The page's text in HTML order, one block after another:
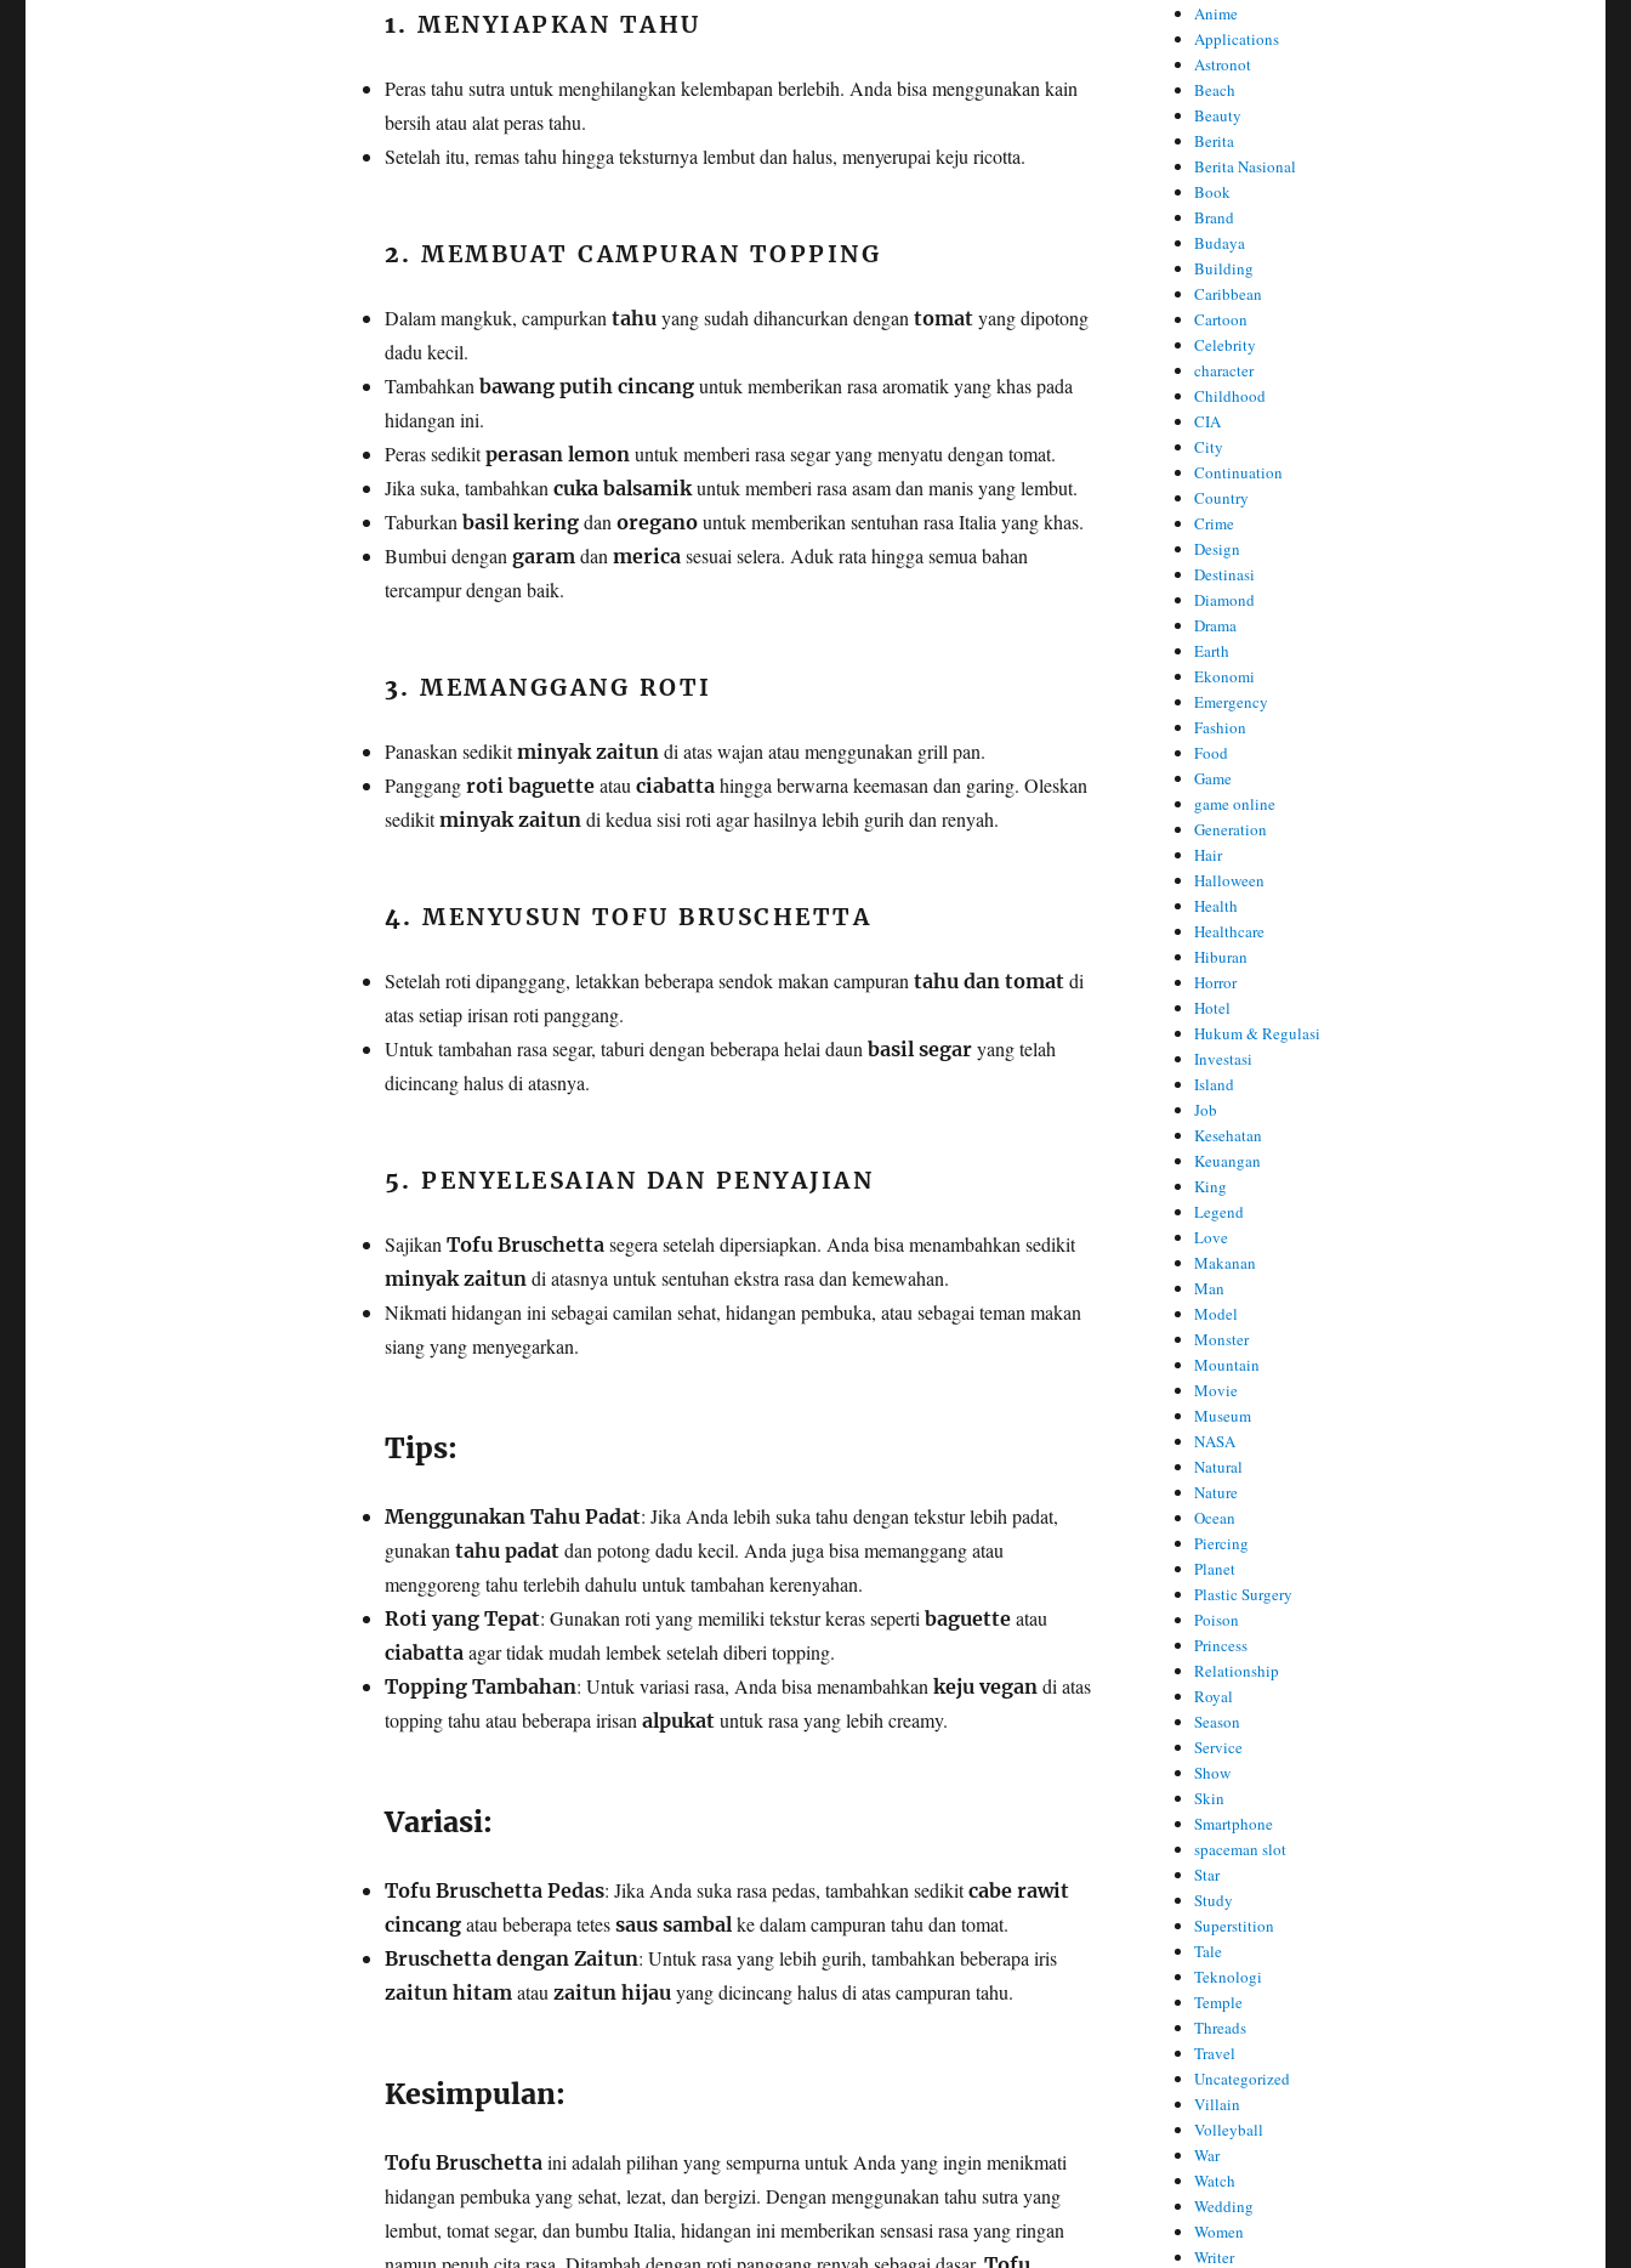
1.MENYIAPKAN TAHU
Peras tahu sutra untuk menghilangkan kelembapan berlebih. Anda bisa menggunakan kain
bersih atau alat peras tahu.
Setelah itu, remas tahu hingga teksturnya lembut dan halus, menyerupai keju ricotta.
2.MEMBUAT CAMPURAN TOPPING
Dalam mangkuk, campurkan tahu yang sudah dihancurkan dengan tomatyang dipotong
dadu kecil.
Tambahkan bawang putih cincanguntuk memberikan rasa aromatik yang khas pada
hidangan ini.
Peras sedikitperasan lemon untuk memberi rasa segar yang menyatu dengan tomat.
Jika suka, tambahkan cuka balsamikuntuk memberi rasa asam dan manis yang lembut.
Taburkan basil keringdan oreganountuk memberikan sentuhan rasa Italia yang khas.
Bumbui dengan garam dan merica sesuai selera. Aduk rata hingga semua bahan
tercampur dengan baik.
3.MEMANGGANG ROTI
Panaskan sedikitminyak zaitun di atas wajan atau menggunakan grill pan.
Panggang roti baguetteatau ciabatta hingga berwarna keemasan dan garing. Oleskan
sedikitminyak zaitun di kedua sisi roti agar hasilnya lebih gurih dan renyah.
4.MENYUSUN TOFU BRUSCHETTA
Setelah roti dipanggang, letakkan beberapa sendok makan campuran tahu dan tomatdi
atas setiap irisan roti panggang.
Untuk tambahan rasa segar, taburi dengan beberapa helai daun basil segaryang telah
dicincang halus di atasnya.
5.PENYELESAIAN DAN PENYAJIAN
Sajikan Tofu Bruschetta segera setelah dipersiapkan. Anda bisa menambahkan sedikit
minyak zaitun di atasnya untuk sentuhan ekstra rasa dan kemewahan.
Nikmati hidangan ini sebagai camilan sehat, hidangan pembuka, atau sebagai teman makan
siang yang menyegarkan.
Tips:
Menggunakan Tahu Padat: Jika Anda lebih suka tahu dengan tekstur lebih padat,
gunakan tahu padatdan potong dadu kecil. Anda juga bisa memanggang atau
menggoreng tahu terlebih dahulu untuk tambahan kerenyahan.
Roti yang Tepat: Gunakan roti yang memiliki tekstur keras seperti baguetteatau
ciabatta agar tidak mudah lembek setelah diberi topping.
Topping Tambahan: Untuk variasi rasa, Anda bisa menambahkan keju vegan di atas
topping tahu atau beberapa irisan alpukatuntuk rasa yang lebih creamy.
Variasi:
Tofu Bruschetta Pedas: Jika Anda suka rasa pedas, tambahkan sedikitcabe rawit
cincangatau beberapa tetes saus sambal ke dalam campuran tahu dan tomat.
Bruschetta dengan Zaitun: Untuk rasa yang lebih gurih, tambahkan beberapa iris
zaitun hitam atau zaitun hijau yang dicincang halus di atas campuran tahu.
Kesimpulan:
Tofu Bruschetta ini adalah pilihan yang sempurna untuk Anda yang ingin menikmati
hidangan pembuka yang sehat, lezat, dan bergizi. Dengan menggunakan tahu sutra yang
lembut, tomat segar, dan bumbu Italia, hidangan ini memberikan sensasi rasa yang ringan
Anime
Applications
Astronot
Beach
Beauty
Berita
Berita Nasional
Book
Brand
Budaya
Building
Caribbean
Cartoon
Celebrity
character
Childhood
CIA
City
Continuation
Country
Crime
Design
Destinasi
Diamond
Drama
Earth
Ekonomi
Emergency
Fashion
Food
Game
game online
Generation
Hair
Halloween
Health
Healthcare
Hiburan
Horror
Hotel
Hukum & Regulasi
Investasi
Island
Job
Kesehatan
Keuangan
King
Legend
Love
Makanan
Man
Model
Monster
Mountain
Movie
Museum
NASA
Natural
Nature
Ocean
Piercing
Planet
Plastic Surgery
Poison
Princess
Relationship
Royal
Season
Service
Show
Skin
Smartphone
spaceman slot
Star
Study
Superstition
Tale
Teknologi
Temple
Threads
Travel
Uncategorized
Villain
Volleyball
War
Watch
Wedding
Women
Writer